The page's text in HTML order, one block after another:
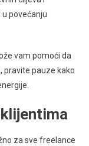
povećanju
vam pomoći da
pravite pauze kako
za sve freelance